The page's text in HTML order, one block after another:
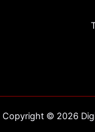
Copyright © 2026